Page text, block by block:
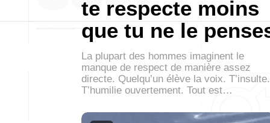
te respecte moins
que tu ne le
La plupart des hommes imaginent le
manque de respect de manière assez
directe. Quelqu’un élève la voix. T’insulte.
T’humilie ouvertement. Tout est…